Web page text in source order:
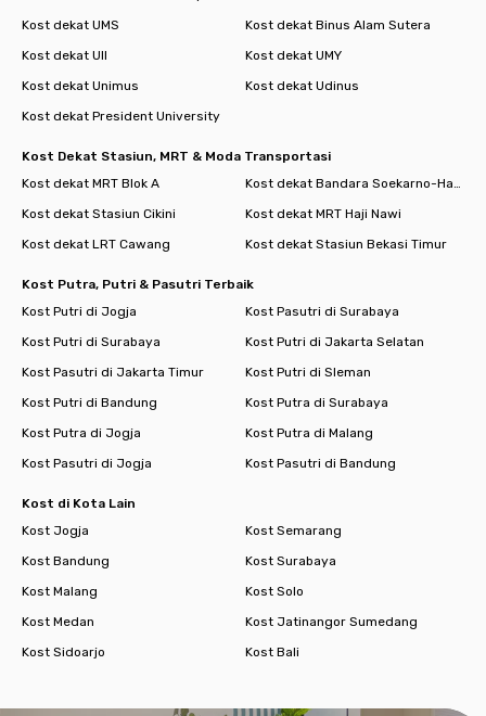
Kost dekat UMS
Kost dekat Binus Alam Sutera
Kost dekat UII
Kost dekat UMY
Kost dekat Unimus
Kost dekat Udinus
Kost dekat President University
Kost Dekat Stasiun, MRT & Moda Transportasi
Kost dekat MRT Blok A
Kost dekat Bandara Soekarno-Hatta
Kost dekat Stasiun Cikini
Kost dekat MRT Haji Nawi
Kost dekat LRT Cawang
Kost dekat Stasiun Bekasi Timur
Kost Putra, Putri & Pasutri Terbaik
Kost Putri di Jogja
Kost Pasutri di Surabaya
Kost Putri di Surabaya
Kost Putri di Jakarta Selatan
Kost Pasutri di Jakarta Timur
Kost Putri di Sleman
Kost Putri di Bandung
Kost Putra di Surabaya
Kost Putra di Jogja
Kost Putra di Malang
Kost Pasutri di Jogja
Kost Pasutri di Bandung
Kost di Kota Lain
Kost Jogja
Kost Semarang
Kost Bandung
Kost Surabaya
Kost Malang
Kost Solo
Kost Medan
Kost Jatinangor Sumedang
Kost Sidoarjo
Kost Bali